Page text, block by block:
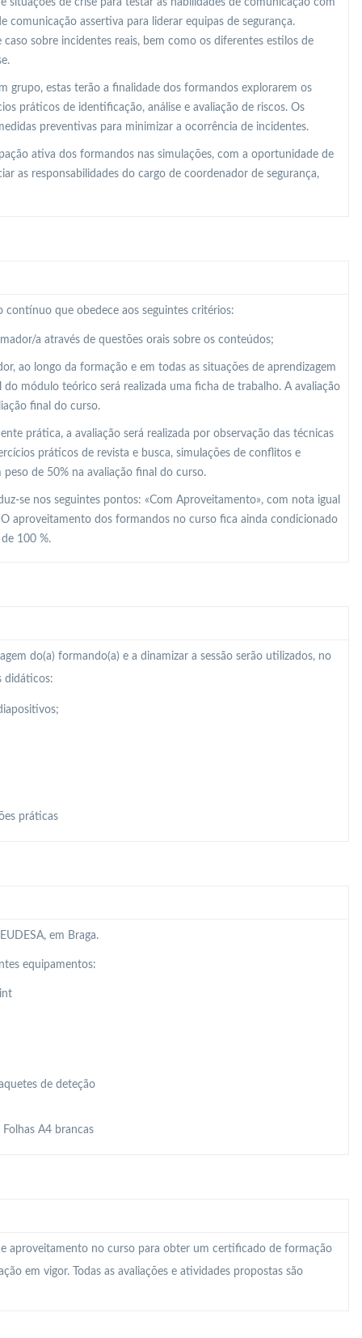
situações de crise para testar as habilidades de comunicação com
assertiva para liderar equipas de segurança.
sobre incidentes reais, bem como os diferentes estilos de
grupo, estas terão a finalidade dos formandos explorarem os
práticos de identificação, análise e avaliação de riscos. Os
preventivas para minimizar a ocorrência de incidentes.
ativa dos formandos nas simulações, com a oportunidade de
as responsabilidades do cargo de coordenador de segurança,
contínuo que obedece aos seguintes critérios:
a através de questões orais sobre os conteúdos;
ao longo da formação e em todas as situações de aprendizagem
módulo teórico será realizada uma ficha de trabalho. A avaliação
final do curso.
prática, a avaliação será realizada por observação das técnicas
práticos de revista e busca, simulações de conflitos e
de 50% na avaliação final do curso.
se nos seguintes pontos: «Com Aproveitamento», com nota igual
aproveitamento dos formandos no curso fica ainda condicionado
100 %.
do(a) formando(a) e a dinamizar a sessão serão utilizados, no
didáticos:
práticas
em Braga.
equipamentos:
de deteção
A4 brancas
aproveitamento no curso para obter um certificado de formação
em vigor. Todas as avaliações e atividades propostas são